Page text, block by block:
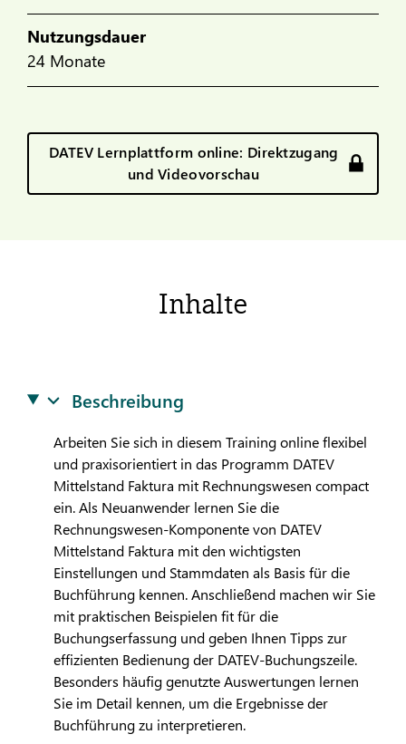
Nutzungsdauer
24 Monate
DATEV Lernplattform online: Direktzugang
und Videovorschau
Inhalte
Beschreibung
Arbeiten Sie sich in diesem Training online flexibel
und praxisorientiert in das Programm DATEV
Mittelstand Faktura mit Rechnungswesen compact
ein. Als Neuanwender lernen Sie die
Rechnungswesen-Komponente von DATEV
Mittelstand Faktura mit den wichtigsten
Einstellungen und Stammdaten als Basis für die
Buchführung kennen. Anschließend machen wir Sie
mit praktischen Beispielen fit für die
Buchungserfassung und geben Ihnen Tipps zur
effizienten Bedienung der DATEV-Buchungszeile.
Besonders häufig genutzte Auswertungen lernen
Sie im Detail kennen, um die Ergebnisse der
Buchführung zu interpretieren.